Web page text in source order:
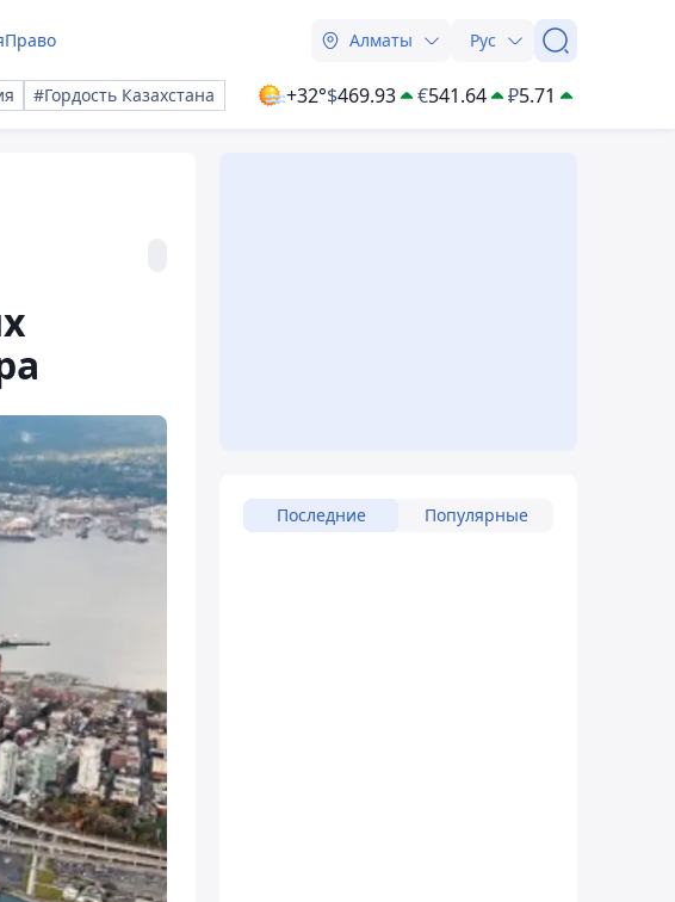
Право Алматы Рус
#Гордость Казахстана +32°$469.93 €541.64 ₽5.71
Последние Популярные